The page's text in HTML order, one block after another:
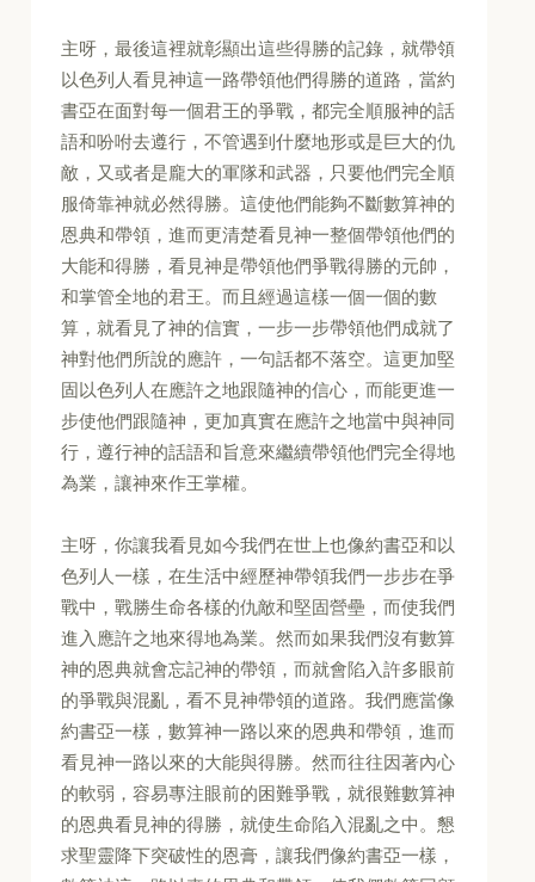
主呀，最後這裡就彰顯出這些得勝的記錄，就帶領
以色列人看見神這一路帶領他們得勝的道路，當約
書亞在面對每一個君王的爭戰，都完全順服神的話
語和吩咐去遵行，不管遇到什麼地形或是巨大的仇
敵，又或者是龐大的軍隊和武器，只要他們完全順
服倚靠神就必然得勝。這使他們能夠不斷數算神的
恩典和帶領，進而更清楚看見神一整個帶領他們的
大能和得勝，看見神是帶領他們爭戰得勝的元帥，
和掌管全地的君王。而且經過這樣一個一個的數
算，就看見了神的信實，一步一步帶領他們成就了
神對他們所說的應許，一句話都不落空。這更加堅
固以色列人在應許之地跟隨神的信心，而能更進一
步使他們跟隨神，更加真實在應許之地當中與神同
行，遵行神的話語和旨意來繼續帶領他們完全得地
為業，讓神來作王掌權。
主呀，你讓我看見如今我們在世上也像約書亞和以
色列人一樣，在生活中經歷神帶領我們一步步在爭
戰中，戰勝生命各樣的仇敵和堅固營壘，而使我們
進入應許之地來得地為業。然而如果我們沒有數算
神的恩典就會忘記神的帶領，而就會陷入許多眼前
的爭戰與混亂，看不見神帶領的道路。我們應當像
約書亞一樣，數算神一路以來的恩典和帶領，進而
看見神一路以來的大能與得勝。然而往往因著內心
的軟弱，容易專注眼前的困難爭戰，就很難數算神
的恩典看見神的得勝，就使生命陷入混亂之中。懇
求聖靈降下突破性的恩膏，讓我們像約書亞一樣，